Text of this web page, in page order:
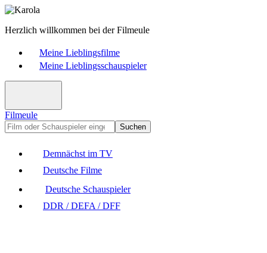
Herzlich willkommen bei der Filmeule
Meine Lieblingsfilme
Meine Lieblingsschauspieler
Filmeule
Suchen
Demnächst im TV
Deutsche Filme
Deutsche Schauspieler
DDR / DEFA / DFF